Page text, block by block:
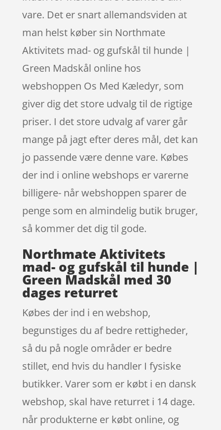
vare. Det er snart allemandsviden at
man helst køber sin Northmate
Aktivitets mad- og gufskål til hunde |
Green Madskål online hos
webshoppen Os Med Kæledyr, som
giver dig det store udvalg til de rigtige
priser. I det store udvalg af varer går
mange på jagt efter deres mål, det kan
jo passende være denne vare. Købes
der ind i online webshops er varerne
billigere- når webshoppen sparer de
penge som en almindelig butik bruger,
så kommer det dig til gode.
Northmate Aktivitets
mad- og gufskål til hunde |
Green Madskål med 30
dages returret
Købes der ind i en webshop,
begunstiges du af bedre rettigheder,
så du på nogle områder er bedre
stillet, end hvis du handler I fysiske
butikker. Varer som er købt i en dansk
webshop, skal have returret i 14 dage.
når produkterne er købt online, og